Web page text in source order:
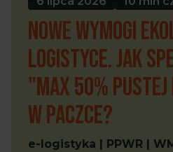
Nowe wymogi
logistyce. Jak
"max 50%
w paczce?
e-logistyka | PPWR |